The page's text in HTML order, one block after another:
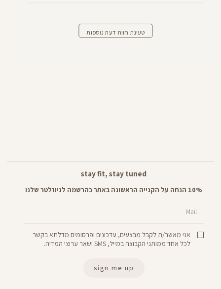
טעינת חוות דעת נוספות
stay fit, stay tuned
10% הנחה על הקנייה הראשונה באתר בהרשמה לניוזלטר שלנו
Mail
אני מאשר/ת לקבל מבצעים, עדכונים ופרסומים מדלתא בקשר
לכל אחד ממותגי הקבוצה במייל, SMS ושאר ערוצי המדיה.
sign me up